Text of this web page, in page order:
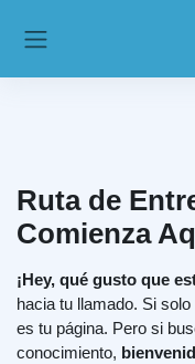
Ruta de
Comienza
¡Hey, qué gusto que
hacia tu llamado. Si
es tu página. Pero si
conocimiento,